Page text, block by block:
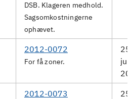
DSB. Klageren medhold.
Sagsomkostningerne
ophævet.
2012-0072
For få zoner.
25.
juni
2012-0073
25.